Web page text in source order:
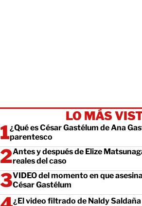
LO MÁS
¿Qué es César Gastélum de Ana
parentesco
Antes y después de Elize
reales del caso
VIDEO del momento en que
César Gastélum
¿El video filtrado de Naldy Saldaña